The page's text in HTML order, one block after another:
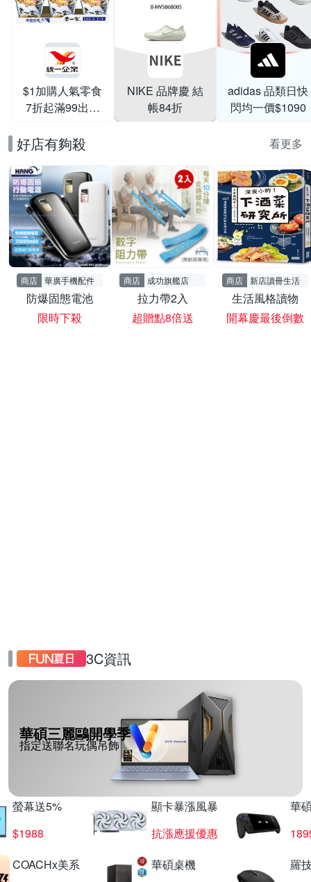
$1加購人氣零食
7折起滿99出貨
NIKE 品牌慶 結
帳84折
adidas 品類日快
閃均一價$1090
好店有夠殺 看更多
商店 華廣手機配件
防爆固態電池
限時下殺
商店 成功旗艦店
拉力帶2入
超贈點8倍送
商店 新店讀冊生活
生活風格讀物
開幕慶最後倒數
3C資訊
華碩三麗鷗開學季
指定送聯名玩偶吊飾
螢幕送5%
$1988
顯卡暴漲風暴
抗漲應援優惠
華
COACHx美系
華碩桌機
羅